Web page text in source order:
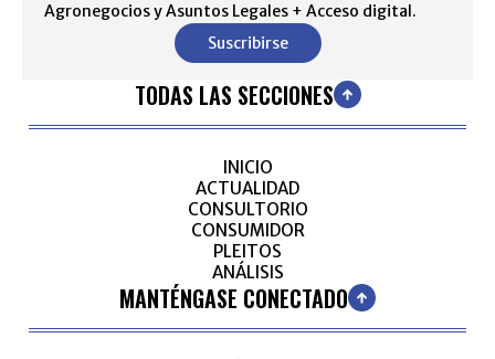
Agronegocios y Asuntos Legales + Acceso digital.
Suscribirse
TODAS LAS SECCIONES
INICIO
ACTUALIDAD
CONSULTORIO
CONSUMIDOR
PLEITOS
ANÁLISIS
MANTÉNGASE CONECTADO